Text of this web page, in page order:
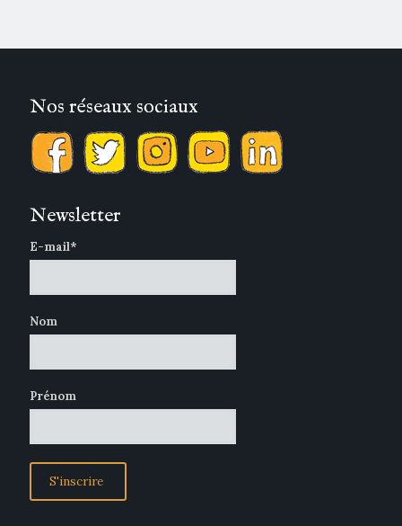
Nos réseaux sociaux
Newsletter
E-mail*
Nom
Prénom